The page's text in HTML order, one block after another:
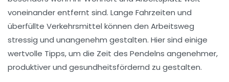
voneinander entfernt sind. Lange Fahrzeiten und
überfüllte Verkehrsmittel können den Arbeitsweg
stressig und unangenehm gestalten. Hier sind einige
wertvolle Tipps, um die Zeit des Pendelns angenehmer,
produktiverund gesundheitsfördernd zu gestalten.